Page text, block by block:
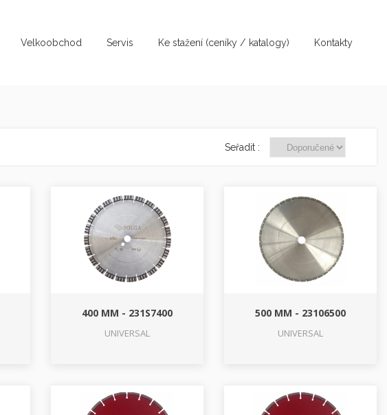
Velkoobchod Servis Ke stažení (ceníky / katalogy) Kontakty
Seřadit :
400 MM - 231S7400
UNIVERSAL
500 MM - 23106500
UNIVERSAL